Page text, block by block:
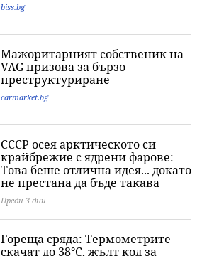
biss.bg
Мажоритарният собственик на
VAG призова за бързо
преструктуриране
carmarket.bg
СССР осея арктическото си
крайбрежие с ядрени фарове:
Това беше отлична идея... докато
не престана да бъде такава
Преди 3 дни
Гореща сряда: Термометрите
скачат до 38°C, жълт код за